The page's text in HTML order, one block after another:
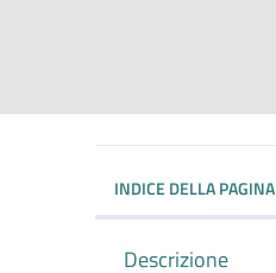
INDICE DELLA PAGINA
Descrizione